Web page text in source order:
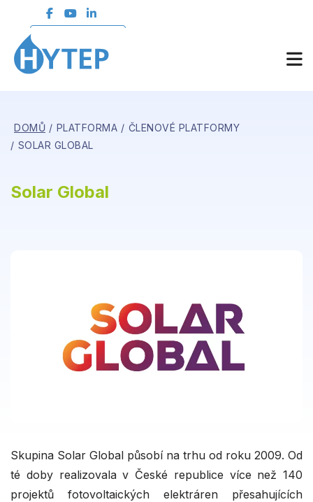
DOMŮ PLATFORMA
ČLENOVÉ PLATFORMY
SOLAR GLOBAL
Solar Global
Skupina Solar Global působí na trhu od roku 2009. Od
té doby realizovala v České republice více než 140
projektů fotovoltaických elektráren přesahujících